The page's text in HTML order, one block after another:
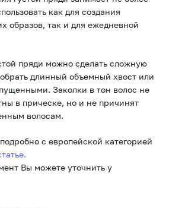
как для создания
образов, так и для ежедневной
пряди можно сделать сложную
длинный объемный хвост или
Заколки в тон волос не
в прическе, но и не причинят
волосам.
с европейской категорией
Вы можете уточнить у